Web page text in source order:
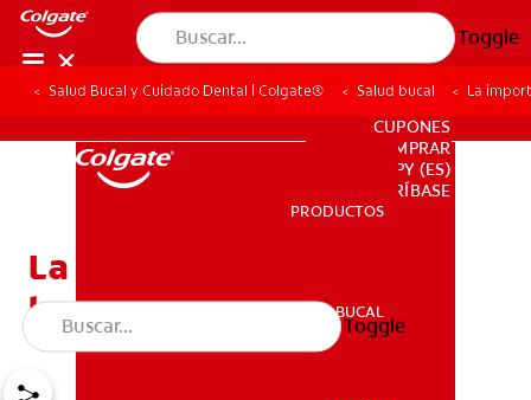
Toggle
PRODUCTOS
SALUD BUCAL
PARA PROFESIONALES
CUPONES
DONDE COMPRAR
PY (ES)
SUSCRÍBASE
PRODUCTOS
SALUD BUCAL
Toggle
Salud Bucal y Cuidado Dental | Colgate® Salud bucal La
La importancia de cuidar
los dientes natales